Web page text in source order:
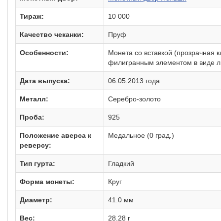
Тираж: 10 000
Качество чеканки: Пруф
Особенности:
Монета со вставкой
филигранным элементом в виде
Дата выпуска: 06.05.2013 года
Металл: Серебро-золото
Проба: 925
Положение аверса к
реверсу:
Медальное (0 град.)
Тип гурта: Гладкий
Форма монеты: Круг
Диаметр: 41.0 мм
Вес: 28.28 г